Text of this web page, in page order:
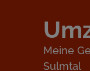
Meine
Sulmtal